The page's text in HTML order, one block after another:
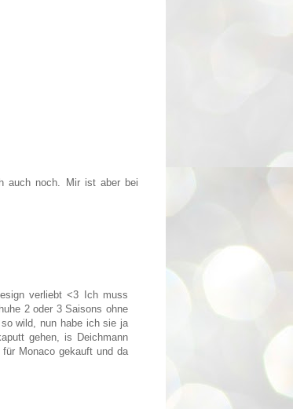
auch noch. Mir ist aber bei
verliebt <3 Ich muss
2 oder 3 Saisons ohne
wild, nun habe ich sie ja
gehen, is Deichmann
Monaco gekauft und da